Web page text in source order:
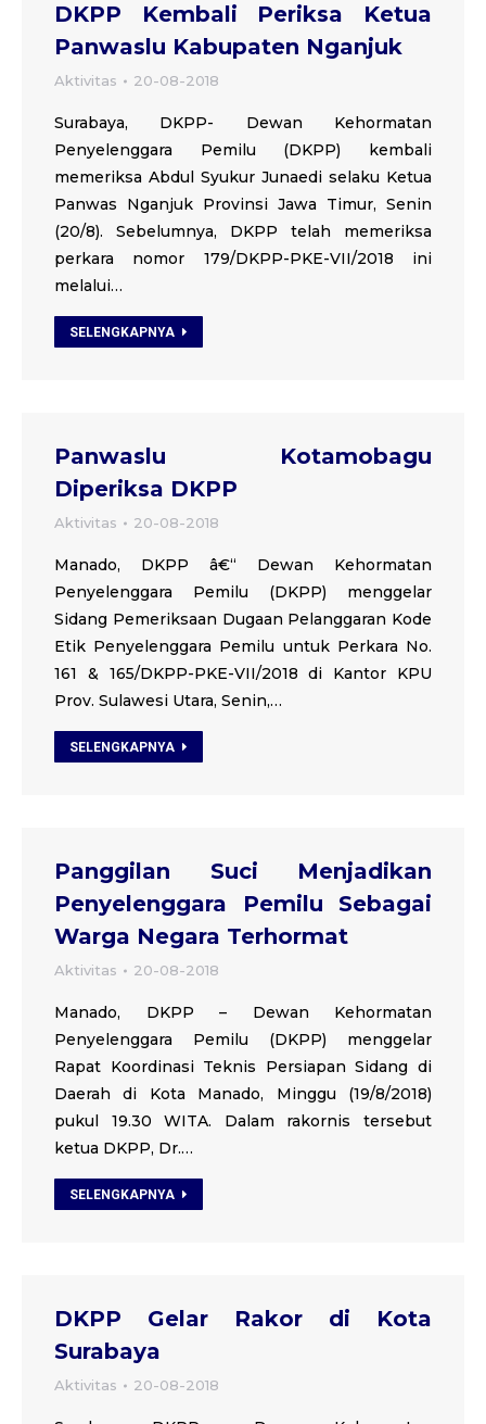
DKPP Kembali Periksa Ketua
Panwaslu Kabupaten Nganjuk
Aktivitas 20-08-2018
Surabaya, DKPP- Dewan Kehormatan
Penyelenggara Pemilu (DKPP) kembali
memeriksa Abdul Syukur Junaedi selaku Ketua
Panwas Nganjuk Provinsi Jawa Timur, Senin
(20/8). Sebelumnya, DKPP telah memeriksa
perkara nomor 179/DKPP-PKE-VII/2018 ini
melalui…
SELENGKAPNYA
Panwaslu Kotamobagu
Diperiksa DKPP
Aktivitas 20-08-2018
Manado, DKPP â€“ Dewan Kehormatan
Penyelenggara Pemilu (DKPP) menggelar
Sidang Pemeriksaan Dugaan Pelanggaran Kode
Etik Penyelenggara Pemilu untuk Perkara No.
161 & 165/DKPP-PKE-VII/2018 di Kantor KPU
Prov. Sulawesi Utara, Senin,…
SELENGKAPNYA
Panggilan Suci Menjadikan
Penyelenggara Pemilu Sebagai
Warga Negara Terhormat
Aktivitas 20-08-2018
Manado, DKPP – Dewan Kehormatan
Penyelenggara Pemilu (DKPP) menggelar
Rapat Koordinasi Teknis Persiapan Sidang di
Daerah di Kota Manado, Minggu (19/8/2018)
pukul 19.30 WITA. Dalam rakornis tersebut
ketua DKPP, Dr.…
SELENGKAPNYA
DKPP Gelar Rakor di Kota
Surabaya
Aktivitas 20-08-2018